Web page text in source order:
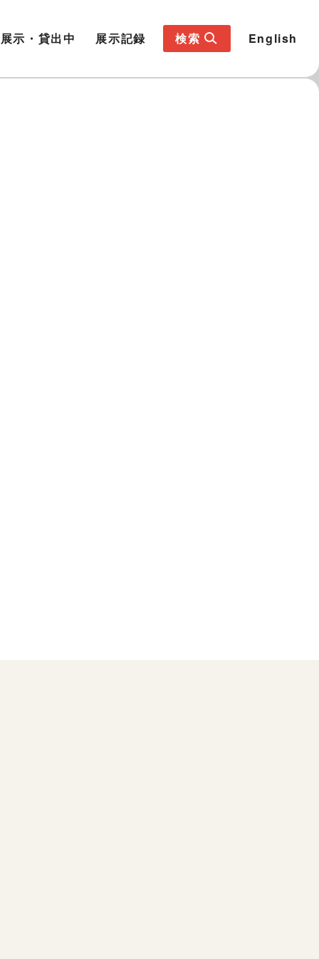
展示・貸出中 展示記録 検索 English